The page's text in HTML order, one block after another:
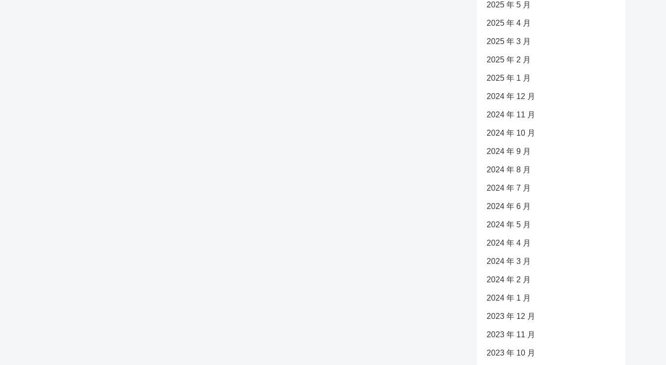
2025 年 5 月
2025 年 4 月
2025 年 3 月
2025 年 2 月
2025 年 1 月
2024 年 12 月
2024 年 11 月
2024 年 10 月
2024 年 9 月
2024 年 8 月
2024 年 7 月
2024 年 6 月
2024 年 5 月
2024 年 4 月
2024 年 3 月
2024 年 2 月
2024 年 1 月
2023 年 12 月
2023 年 11 月
2023 年 10 月